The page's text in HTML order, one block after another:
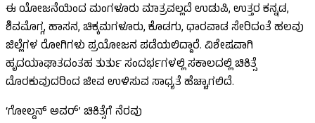
ಈ ಯೋಜನೆಯಿಂದ ಮಂಗಳೂರು ಮಾತ್ರವಲ್ಲದೆ ಉಡುಪಿ, ಉತ್ತರ ಕನ್ನಡ,
ಶಿವಮೊಗ್ಗ, ಹಾಸನ, ಚಿಕ್ಕಮಗಳೂರು, ಕೊಡಗು, ಧಾರವಾಡ ಸೇರಿದಂತೆ ಹಲವು
ಜಿಲ್ಲೆಗಳ ರೋಗಿಗಳು ಪ್ರಯೋಜನ ಪಡೆಯಲಿದ್ದಾರೆ. ವಿಶೇಷವಾಗಿ
ಹೃದಯಾಘಾತದಂತಹ ತುರ್ತು ಸಂದರ್ಭಗಳಲ್ಲಿ ಸಕಾಲದಲ್ಲಿ ಚಿಕಿತ್ಸೆ
ದೊರಕುವುದರಿಂದ ಜೀವ ಉಳಿಸುವ ಸಾಧ್ಯತೆ ಹೆಚ್ಚಾಗಲಿದೆ.
‘ಗೋಲ್ಡನ್ ಅವರ್’ ಚಿಕಿತ್ಸೆಗೆ ನೆರವು